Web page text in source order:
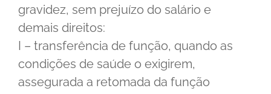
gravidez, sem prejuízo do salário e
demais direitos:
I – transferência de função, quando as
condições de saúde o exigirem,
assegurada a retomada da função